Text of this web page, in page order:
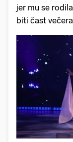
jer mu se
biti čast